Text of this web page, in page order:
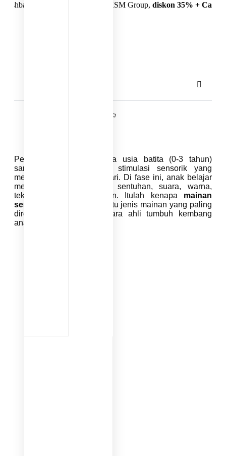
khusus untuk Reseller KSM Group,diskon 35% + Cashback 10%,
Perkembangan anak pada usia batita (0-3 tahun)
sangat dipengaruhi oleh stimulasi sensorik yang
mereka dapatkan sehari-hari. Di fase ini, anak belajar
mengenali dunia melalui sentuhan, suara, warna,
tekstur, bau, dan gerakan. Itulah kenapa mainan
sensorik
menjadi salah satu jenis mainan yang paling
direkomendasikan oleh para ahli tumbuh kembang
anak.